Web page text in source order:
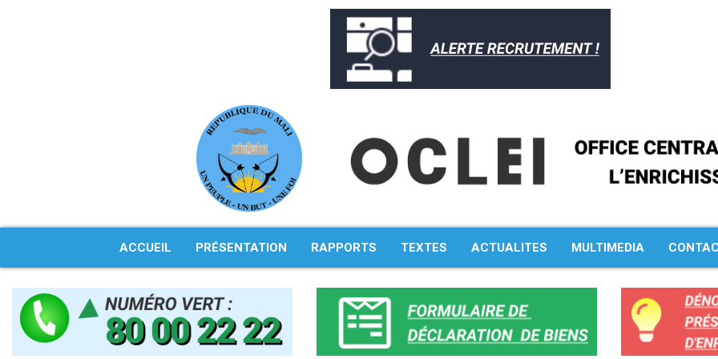
ACCUEIL PRÉSENTATION RAPPORTS TEXTES ACTUALITES MULTIMEDIA